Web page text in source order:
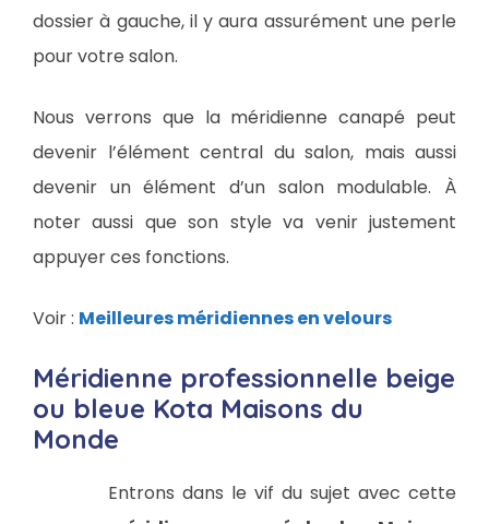
dossier à gauche, il y aura assurément une perle
pour votre salon.
Nous verrons que la méridienne canapé peut
devenir l’élément central du salon, mais aussi
devenir un élément d’un salon modulable. À
noter aussi que son style va venir justement
appuyer ces fonctions.
Voir : Meilleures méridiennes en velours
Méridienne professionnelle beige
ou bleue Kota Maisons du
Monde
Entrons dans le vif du sujet avec cette